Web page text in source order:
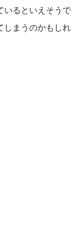
いるといえそうで
しまうのかもしれ